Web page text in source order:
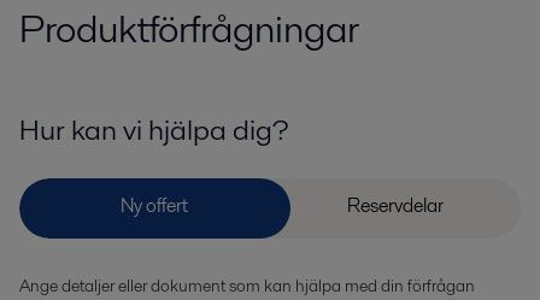
Produktförfrågningar
Hur kan vi hjälpa dig?
Ange detaljer eller dokument som kan hjälpa med din förfrågan